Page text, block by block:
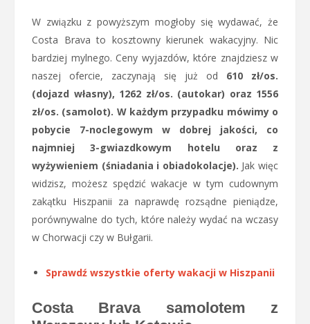
W związku z powyższym mogłoby się wydawać, że
Costa Brava to kosztowny kierunek wakacyjny. Nic
bardziej mylnego. Ceny wyjazdów, które znajdziesz w
naszej ofercie, zaczynają się już od 610 zł/os.
(dojazd własny), 1262 zł/os. (autokar) oraz 1556
zł/os. (samolot). W każdym przypadku mówimy o
pobycie 7-noclegowym w dobrej jakości, co
najmniej 3-gwiazdkowym hotelu oraz z
wyżywieniem (śniadania i obiadokolacje). Jak więc
widzisz, możesz spędzić wakacje w tym cudownym
zakątku Hiszpanii za naprawdę rozsądne pieniądze,
porównywalne do tych, które należy wydać na wczasy
w Chorwacji czy w Bułgarii.
Sprawdź wszystkie oferty wakacji w Hiszpanii
Costa Brava samolotem z